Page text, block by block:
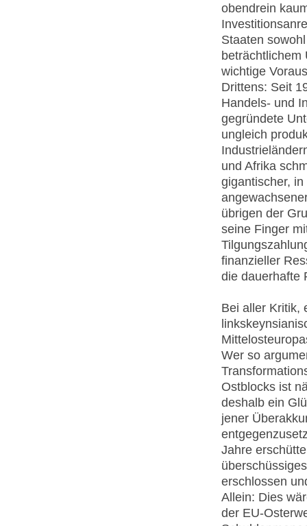
obendrein
Staaten
beträchtlichem
wichtige
Drittens: Seit
Handels- und
gegründete
ungleich
und Afrika
gigantischer,
übrigen der
seine Finger
finanzieller
die dauerhafte
Bei aller Kritik,
Wer so
Ostblocks ist
deshalb ein
jener
Jahre
erschlossen
Allein: Dies
der EU-